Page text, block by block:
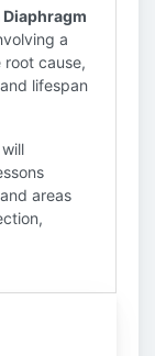
a
cause,
lifespan
areas